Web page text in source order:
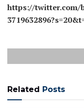
https://twitter.com/
Related Posts